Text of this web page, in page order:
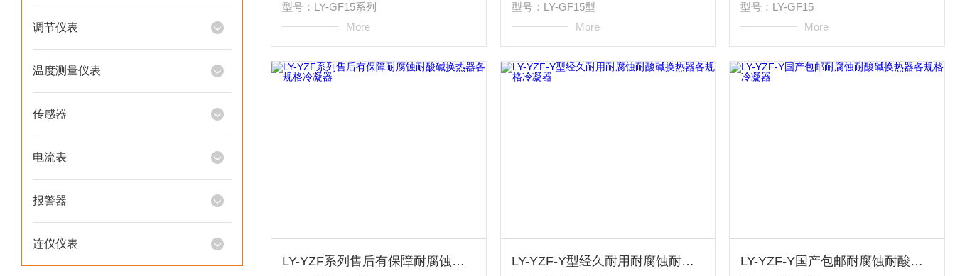
调节仪表
温度测量仪表
传感器
电流表
报警器
连仪仪表
型号：LY-GF15系列
More
型号：LY-GF15型
More
型号：LY-GF15
More
LY-YZF系列售后有保障耐腐蚀耐酸碱换热器各规格冷凝器 LY-YZF-Y型经久耐用耐腐蚀耐酸碱换热器各规格冷凝器 LY-YZF-Y国产包邮耐腐蚀耐酸碱换热器各规格冷凝器